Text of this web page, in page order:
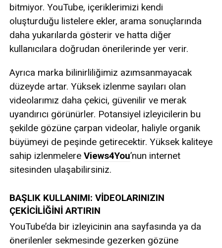
bitmiyor. YouTube, içeriklerimizi kendi
oluşturduğu listelere ekler, arama sonuçlarında
daha yukarılarda gösterir ve hatta diğer
kullanıcılara doğrudan önerilerinde yer verir.
Ayrıca marka bilinirliliğimiz azımsanmayacak
düzeyde artar. Yüksek izlenme sayıları olan
videolarımız daha çekici, güvenilir ve merak
uyandırıcı görünürler. Potansiyel izleyicilerin bu
şekilde gözüne çarpan videolar, haliyle organik
büyümeyi de peşinde getirecektir. Yüksek kaliteye
sahip izlenmelere Views4You’nun internet
sitesinden ulaşabilirsiniz.
BAŞLIK KULLANIMI: VİDEOLARINIZIN
ÇEKİCİLİĞİNİ ARTIRIN
YouTube’da bir izleyicinin ana sayfasında ya da
önerilenler sekmesinde gezerken gözüne